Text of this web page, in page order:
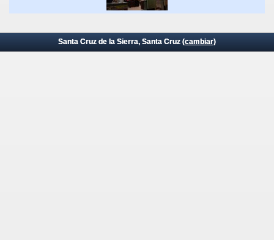
Santa Cruz de la Sierra, Santa Cruz (cambiar)